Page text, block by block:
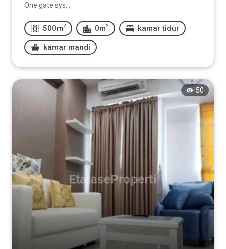
One gate sys...
500m 2 0m 2 kamar tidur
kamar mandi
50